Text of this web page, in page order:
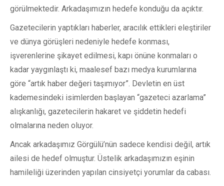
görülmektedir. Arkadaşımızın hedefe konduğu da açıktır.
Gazetecilerin yaptıkları haberler, aracılık ettikleri eleştiriler
ve dünya görüşleri nedeniyle hedefe konması,
işverenlerine şikayet edilmesi, kapı önüne konmaları o
kadar yaygınlaştı ki, maalesef bazı medya kurumlarına
göre “artık haber değeri taşımıyor”. Devletin en üst
kademesindeki isimlerden başlayan “gazeteci azarlama”
alışkanlığı, gazetecilerin hakaret ve şiddetin hedefi
olmalarına neden oluyor.
Ancak arkadaşımız Görgülü’nün sadece kendisi değil, artık
ailesi de hedef olmuştur. Üstelik arkadaşımızın eşinin
hamileliği üzerinden yapılan cinsiyetçi yorumlar da cabası.